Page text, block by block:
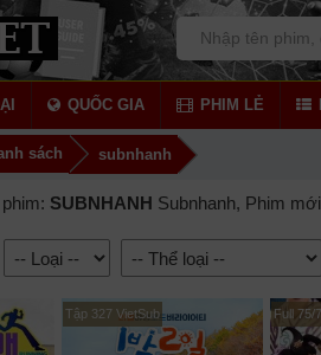
QUỐC GIA PHIM LẺ
sách subnhanh
SUBNHANH Subnhanh, Phim
Tập 327 VietSub Full 75/